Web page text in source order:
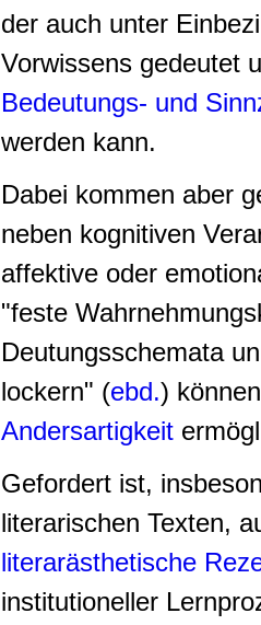
der auch unter
Vorwissens gedeutet
Bedeutungs- und
werden kann.
Dabei kommen aber
neben kognitiven
affektive oder
"feste
Deutungsschemata
lockern" (ebd.)
Andersartigkeit
Gefordert ist,
literarischen Texten,
literarästhetische
institutioneller